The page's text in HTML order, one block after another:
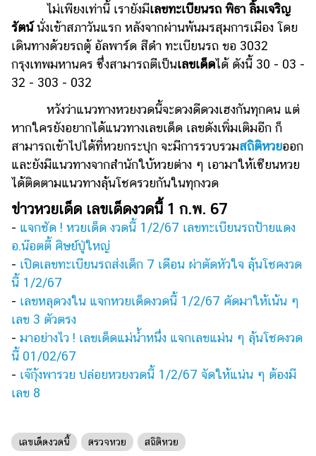
ราคา
น้ำมัน
วา
แต่งงาน
แม่
เด็ก
สัตว์
เลี้ยง
Infographic
บริการ
แอปฯ
กระปุก
คอร์ส
เรียน
เลข
ไม่เพียงเท่านี้ เรายังมีเลขทะเบียนรถ พิธา ลิ้มเจริญ
รัตน์นั่งเข้าสภาวันแรก หลังจากผ่านพ้นมรสุมการเมือง โดย
เดินทางด้วยรถตู้ อัลพาร์ด สีดำ ทะเบียนรถ ขอ 3032
กรุงเทพมหานคร ซึ่งสามารถตีเป็นเลขเด็ดได้ ดังนี้ 30 - 03 -
32 - 303 - 032
หวังว่าแนวทางหวยงวดนี้จะดวงดีดวงเฮงกันทุกคน แต่
หากใครยังอยากได้แนวทางเลขเด็ด เลขดังเพิ่มเติมอีก ก็
สามารถเข้าไปได้ที่หวยกระปุก จะมีการรวบรวมสถิติหวยออก
และยังมีแนวทางจากสำนักใบ้หวยต่าง ๆ เอามาให้เซียนหวย
ได้ติดตามแนวทางลุ้นโชครวยกันในทุกงวด
ข่าวหวยเด็ด เลขเด็ดงวดนี้ 1 ก.พ. 67
- แจกชัด ! หวยเด็ด งวดนี้ 1/2/67 เลขทะเบียนรถป้ายแดง
อ.น๊อตตี้ ศิษย์ปู่ใหญ่
- เปิดเลขทะเบียนรถส่งเด็ก 7 เดือน ผ่าตัดหัวใจ ลุ้นโชคงวด
นี้ 1/2/67
- เลขหลุดวงใน แจกหวยเด็ดงวดนี้ 1/2/67 คัดมาให้เน้น ๆ
เลข 3 ตัวตรง
- มาอย่างไว ! เลขเด็ดแม่น้ำหนึ่ง แจกเลขแม่น ๆ ลุ้นโชคงวด
นี้ 01/02/67
- เจ๊กุ้งพารวย ปล่อยหวยงวดนี้ 1/2/67 จัดให้แน่น ๆ ต้องมี
เลข 8
เลขเด็ดงวดนี้ ตรวจหวย สถิติหวย